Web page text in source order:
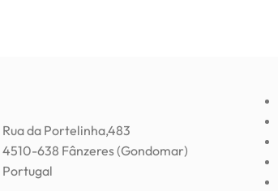
Rua da Portelinha,483
4510-638 Fânzeres (Gondomar)
Portugal